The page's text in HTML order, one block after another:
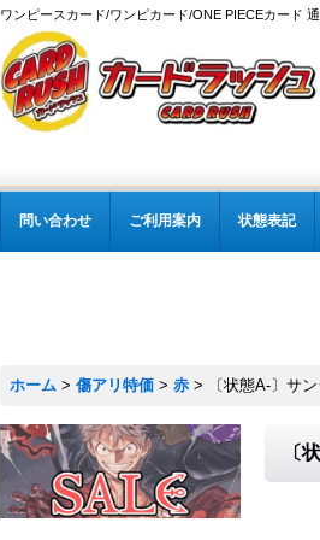
ワンピースカード/ワンピカード/ONE PIECEカード
問い合わせ ご利用案内 状態表記
ホーム > 傷アリ特価 > 赤 > 〔状態A-〕サ
〔